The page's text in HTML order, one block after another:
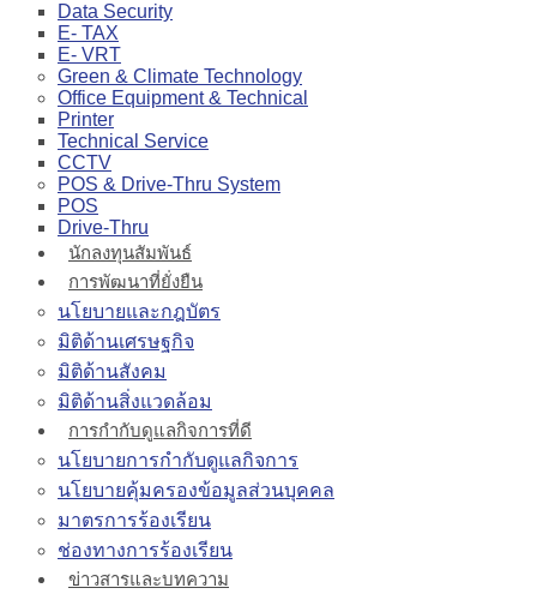
Data Security
E- TAX
E- VRT
Green & Climate Technology
Office Equipment & Technical
Printer
Technical Service
CCTV
POS & Drive-Thru System
POS
Drive-Thru
นักลงทุนสัมพันธ์
การพัฒนาที่ยั่งยืน
นโยบายและกฎบัตร
มิติด้านเศรษฐกิจ
มิติด้านสังคม
มิติด้านสิ่งแวดล้อม
การกำกับดูแลกิจการที่ดี
นโยบายการกำกับดูแลกิจการ
นโยบายคุ้มครองข้อมูลส่วนบุคคล
มาตรการร้องเรียน
ช่องทางการร้องเรียน
ข่าวสารและบทความ